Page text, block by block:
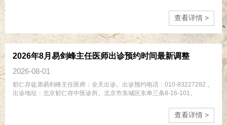
查看详情 >
2026年8月易剑峰主任医师出诊预约时间最新调整
2026-08-01
郁仁存徒弟易剑峰主任医师：全天出诊。出诊预约电话：010-83227282 。
出诊地址：北京郁仁存中医诊所。北京市东城区东单三条8-16-101。
查看详情 >